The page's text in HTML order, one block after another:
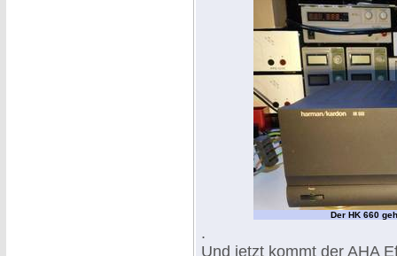
Der HK 660
.
Und jetzt kommt der AHA